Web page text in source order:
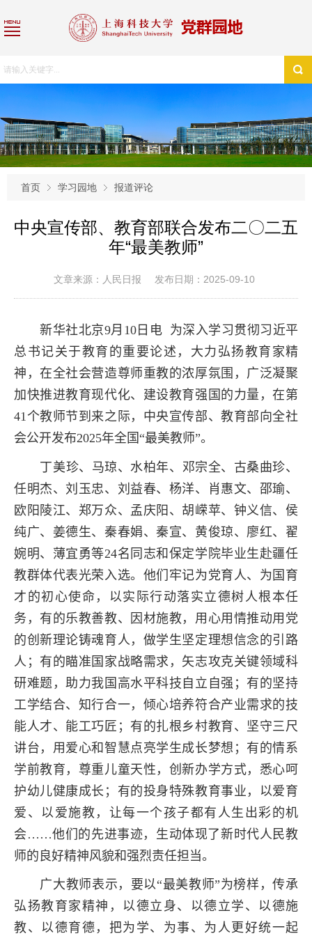
首页 学习园地 报道评论
中央宣传部、教育部联合发布二〇二五
年“最美教师”
文章来源：人民日报 发布日期：2025-09-10
新华社北京9月 10日电 为深入学习贯彻习近平
总书记关于教育的重要论述，大力弘扬教育家精
神，在全社会营造尊师重教的浓厚氛围，广泛凝聚
加快推进教育现代化、建设教育强国的力量，在第
41个教师节到来之际，中央宣传部、教育部向全社
会公开发布2025年全国“最美教师”。
丁美珍、马琼、水柏年、邓宗全、古桑曲珍、
任明杰、刘玉忠、刘益春、杨洋、肖惠文、邵瑜、
欧阳陵江、郑万众、孟庆阳、胡嵘苹、钟义信、侯
纯广、姜德生、秦春娟、秦宣、黄俊琼、廖红、翟
婉明、薄宜勇等24名同志和保定学院毕业生赴疆任
教群体代表光荣入选。他们牢记为党育人、为国育
才的初心使命，以实际行动落实立德树人根本任
务，有的乐教善教、因材施教，用心用情推动用党
的创新理论铸魂育人，做学生坚定理想信念的引路
人；有的瞄准国家战略需求，矢志攻克关键领域科
研难题，助力我国高水平科技自立自强；有的坚持
工学结合、知行合一，倾心培养符合产业需求的技
能人才、能工巧匠；有的扎根乡村教育、坚守三尺
讲台，用爱心和智慧点亮学生成长梦想；有的情系
学前教育，尊重儿童天性，创新办学方式，悉心呵
护幼儿健康成长；有的投身特殊教育事业，以爱育
爱、以爱施教，让每一个孩子都有人生出彩的机
会……他们的先进事迹，生动体现了新时代人民教
师的良好精神风貌和强烈责任担当。
广大教师表示，要以“最美教师”为榜样，传承
弘扬教育家精神，以德立身、以德立学、以德施
教、以德育德，把为学、为事、为人更好统一起